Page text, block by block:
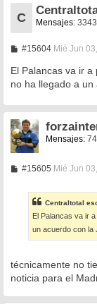
C Mensajes:
#15604M
n
s
a
e
Mié Jun
El Palancas va ir
no ha llegado a un
Mensajes:
#15605M
a
j
e
Mié Jun
Centraltotal
El Palancas va ir
un acuerdo con la
técnicamente no
noticia para el